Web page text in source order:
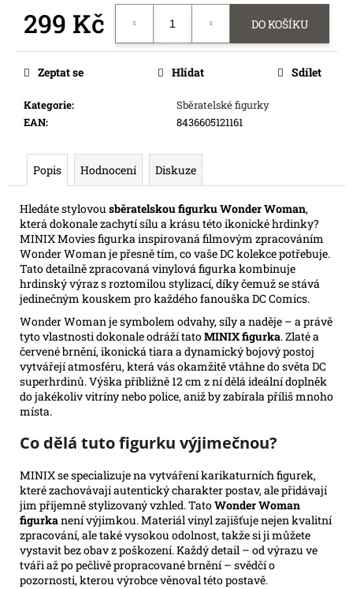
299 Kč DO KOŠÍKU
Kategorie:
Sběratelské figurky
EAN: 8436605121161
Zeptat se Hlídat Sdílet
Popis Hodnocení Diskuze
Hledáte stylovou sběratelskou figurku Wonder Woman,
která dokonale zachytí sílu a krásu této ikonické hrdinky?
MINIX Movies figurka inspirovaná filmovým zpracováním
Wonder Woman je přesně tím, co vaše DC kolekce potřebuje.
Tato detailně zpracovaná vinylová figurka kombinuje
hrdinský výraz s roztomilou stylizací, díky čemuž se stává
jedinečným kouskem pro každého fanouška DC Comics.
Wonder Woman je symbolem odvahy, síly a naděje – a právě
tyto vlastnosti dokonale odráží tatoMINIX figurka. Zlaté a
červené brnění, ikonická tiara a dynamický bojový postoj
vytvářejí atmosféru, která vás okamžitě vtáhne do světa DC
superhrdinů. Výška přibližně 12 cm z ní dělá ideální doplněk
do jakékoliv vitríny nebo police, aniž by zabírala příliš mnoho
místa.
Co dělá tuto figurku výjimečnou?
MINIX se specializuje na vytváření karikaturních figurek,
které zachovávají autentický charakter postav, ale přidávají
jim příjemně stylizovaný vzhled. TatoWonder Woman
figurkanení výjimkou. Materiál vinyl zajišťuje nejen kvalitní
zpracování, ale také vysokou odolnost, takže si ji můžete
vystavit bez obav z poškození. Každý detail – od výrazu ve
tváři až po pečlivě propracované brnění – svědčí o
pozornosti, kterou výrobce věnoval této postavě.
u
j
e
m
e
PIECE
CG:
IB08
BOX
899
Kč